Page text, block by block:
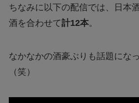
ちなみに以下の配信では、日本
酒を合わせて計12本。
なかなかの酒豪ぶりも話題にな
（笑）